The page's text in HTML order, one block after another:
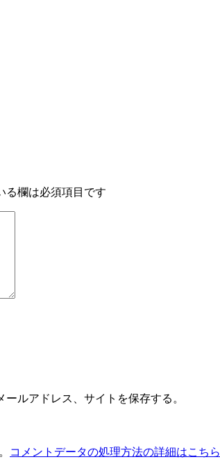
る欄は必須項目です
ルアドレス、サイトを保存する。
コメントデータの処理方法の詳細はこち